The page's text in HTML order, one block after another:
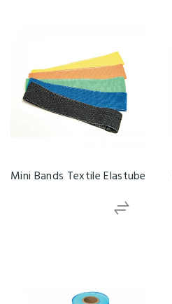
Mini Bands Textile Elastube